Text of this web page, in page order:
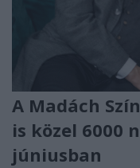
A Madách
is közel 6000
júniusban